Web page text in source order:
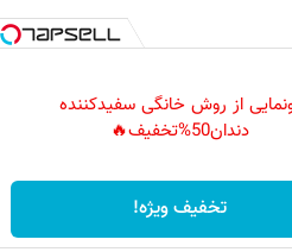
از روش خانگی سفیدکننده
دندان50%تخفیف🔥
تخفیف ویژه!